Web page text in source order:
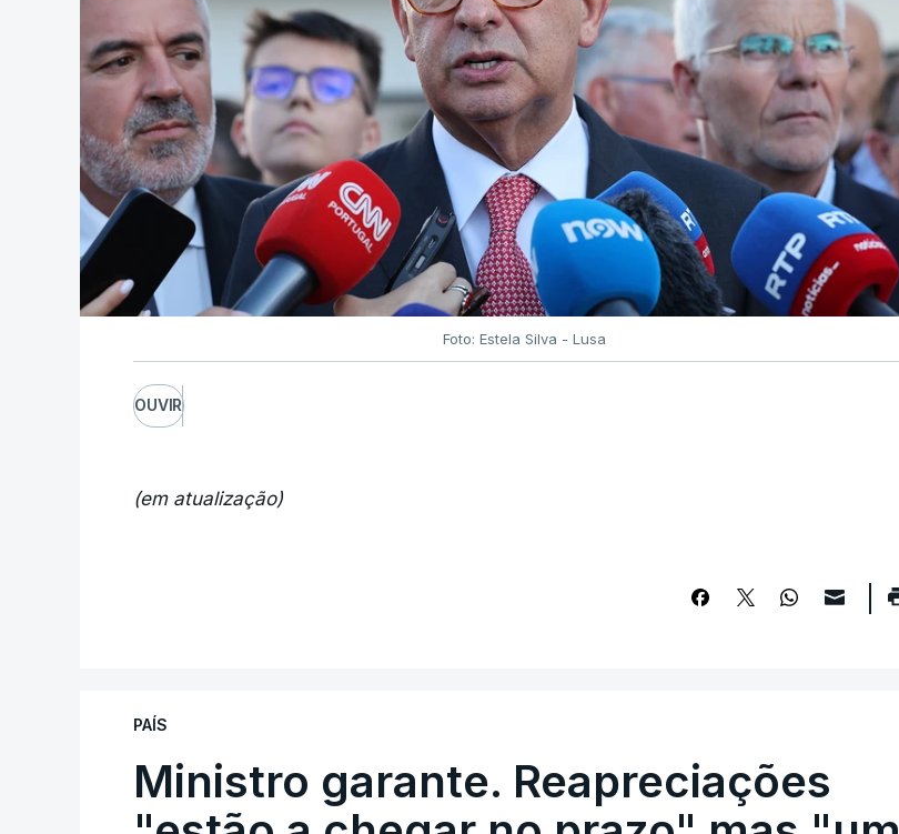
Foto: Estela Silva - Lusa
OUVIR
(em atualização)
PAÍS
Ministro garante. Reapreciações